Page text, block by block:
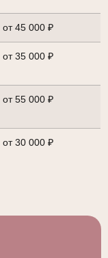
от 45 000 ₽
от 35 000 ₽
от 55 000 ₽
от 30 000 ₽